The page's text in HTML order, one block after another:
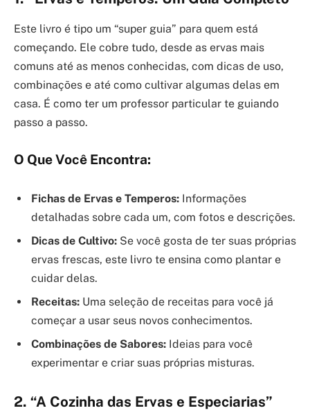
Este livro é tipo um “super guia” para quem está
começando. Ele cobre tudo, desde as ervas mais
comuns até as menos conhecidas, com dicas de uso,
combinações e até como cultivar algumas delas em
casa. É como ter um professor particular te guiando
passo a passo.
O Que Você Encontra:
Fichas de Ervas e Temperos: Informações
detalhadas sobre cada um, com fotos e descrições.
Dicas de Cultivo: Se você gosta de ter suas próprias
ervas frescas, este livro te ensina como plantar e
cuidar delas.
Receitas: Uma seleção de receitas para você já
começar a usar seus novos conhecimentos.
Combinações de Sabores: Ideias para você
experimentar e criar suas próprias misturas.
2. “A Cozinha das Ervas e Especiarias”